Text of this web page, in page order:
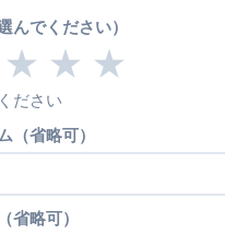
んでください）
★ ★ ★
ださい
（省略可）
省略可）